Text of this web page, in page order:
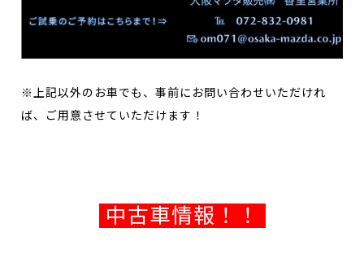
※上記以外のお車でも、事前にお問い合わせいただけれ
ば、ご用意させていただけます！
中古車情報！！